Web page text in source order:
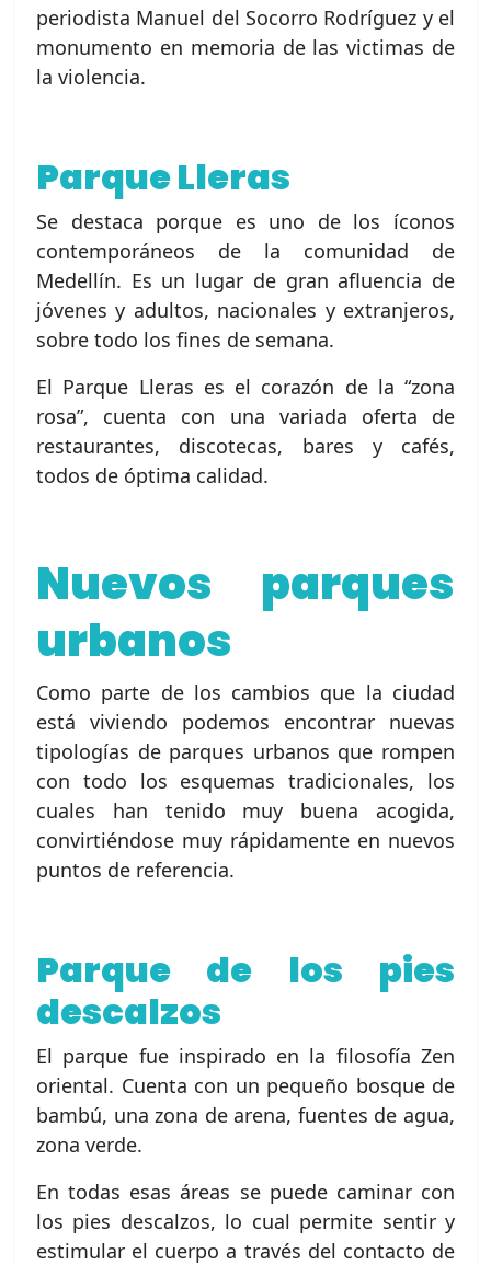
periodista Manuel del Socorro Rodríguez y el
monumento en memoria de las victimas de
la violencia.
Parque Lleras
Se destaca porque es uno de los íconos
contemporáneos de la comunidad de
Medellín. Es un lugar de gran afluencia de
jóvenes y adultos, nacionales y extranjeros,
sobre todo los fines de semana.
El Parque Lleras es el corazón de la “zona
rosa”, cuenta con una variada oferta de
restaurantes, discotecas, bares y cafés,
todos de óptima calidad.
Nuevos parques
urbanos
Como parte de los cambios que la ciudad
está viviendo podemos encontrar nuevas
tipologías de parques urbanos que rompen
con todo los esquemas tradicionales, los
cuales han tenido muy buena acogida,
convirtiéndose muy rápidamente en nuevos
puntos de referencia.
Parque de los pies
descalzos
El parque fue inspirado en la filosofía Zen
oriental. Cuenta con un pequeño bosque de
bambú, una zona de arena, fuentes de agua,
zona verde.
En todas esas áreas se puede caminar con
los pies descalzos, lo cual permite sentir y
estimular el cuerpo a través del contacto de